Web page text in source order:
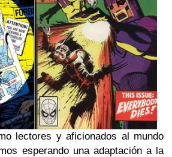
lectores y aficionados al mundo
esperando una adaptación a la